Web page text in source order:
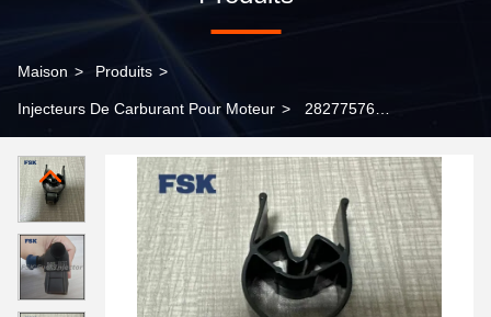
Maison > Produits >
Injecteurs De Carburant Pour Moteur > 28277576
injecteur diesel